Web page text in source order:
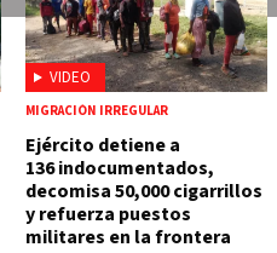
VIDEO
MIGRACIÓN IRREGULAR
Ejército detiene a
136 indocumentados,
decomisa 50,000 cigarrillos
y refuerza puestos
militares en la frontera